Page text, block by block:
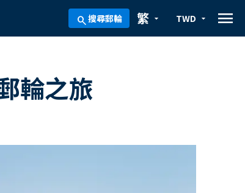
search搜尋郵輪 arrow_drop_down
繁 arrow_drop_down
TWD menu
輪之旅